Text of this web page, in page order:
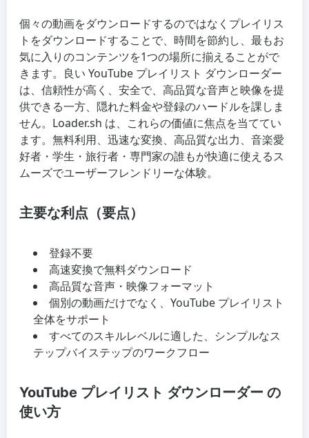
個々の動画をダウンロードするのではなくプレイリス
トをダウンロードすることで、時間を節約し、最もお
気に入りのコンテンツを1つの場所に揃えることがで
きます。良い YouTube プレイリスト ダウンローダー
は、信頼性が高く、安全で、高品質な音声と映像を提
供できる一方、隠れた料金や登録のハードルを課しま
せん。Loader.sh は、これらの価値に焦点を当ててい
ます。無料利用、迅速な変換、高品質な出力、音楽愛
好者・学生・旅行者・専門家の誰もが快適に使えるス
ムーズでユーザーフレンドリーな体験。
主要な利点（要点）
登録不要
高速変換で無料ダウンロード
高品質な音声・映像フォーマット
個別の動画だけでなく、YouTube プレイリスト
全体をサポート
すべてのスキルレベルに適した、シンプルなス
テップバイステップのワークフロー
YouTube プレイリスト ダウンローダー の
使い方